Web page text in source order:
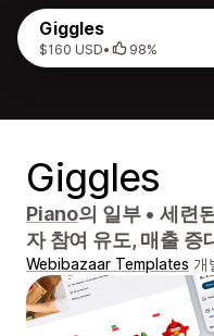
Giggles
$160 USD• 98%
Giggles
Piano의 일부 • 세련
자 참여 유도, 매출 증
Webibazaar Templates 개